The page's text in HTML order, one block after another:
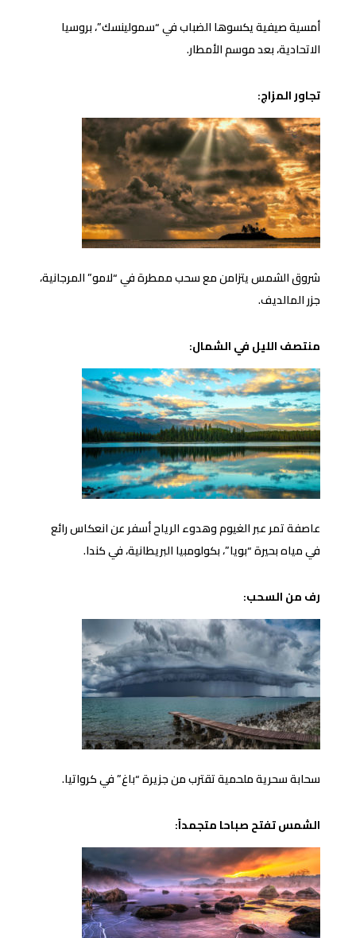
أمسية صيفية يكسوها الضباب في “سمولينسك”، بروسيا
الاتحادية، بعد موسم الأمطار.
تجاور المزاج:
شروق الشمس يتزامن مع سحب ممطرة في “لامو” المرجانية،
جزر المالديف.
منتصف الليل في الشمال:
عاصفة تمر عبر الغيوم وهدوء الرياح أسفر عن انعكاس رائع
في مياه بحيرة “بويا”، بكولومبيا البريطانية، في كندا.
رف من السحب:
سحابة سحرية ملحمية تقترب من جزيرة “باغ” في كرواتيا.
الشمس تفتح صباحا متجمداً: